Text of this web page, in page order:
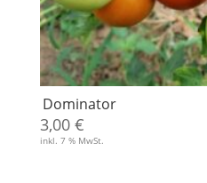
Dominator
3,00 €
inkl. 7 % MwSt.